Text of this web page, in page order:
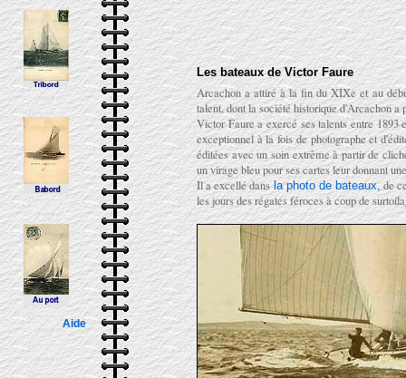
Aide
Les bateaux de Victor Faure
Arcachon a attiré à la fin du XIXe et au
talent, dont la société historique d'Arcachon a
Victor Faure a exercé ses talents entre 1893
exceptionnel à la fois de photographe et
éditées avec un soin extrême à partir de
un virage bleu pour ses cartes leur donnant
Il a excellé dansla photo de bateaux,de
les jours des régates féroces à coup de